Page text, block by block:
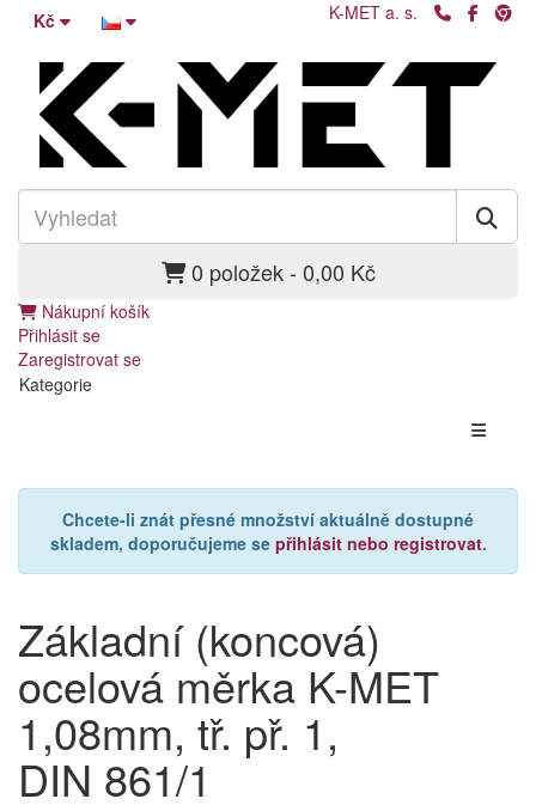
Kč K-MET a. s.
0 položek - 0,00 Kč
Nákupní košík
Přihlásit se
Zaregistrovat se
Kategorie
Chcete-li znát přesné množství aktuálně dostupné
skladem, doporučujeme se přihlásit nebo registrovat.
Základní (koncová)
ocelová měrka K-MET
1,08mm, tř. př. 1,
DIN 861/1